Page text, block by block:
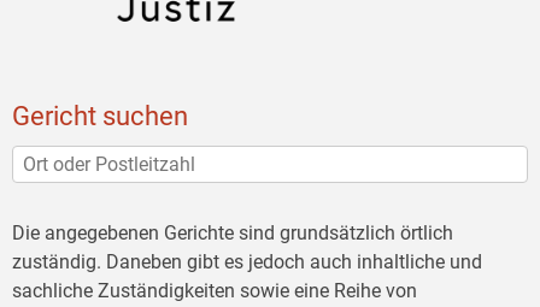
Gericht suchen
Die angegebenen Gerichte sind grundsätzlich örtlich
zuständig. Daneben gibt es jedoch auch inhaltliche und
sachliche Zuständigkeiten sowie eine Reihe von